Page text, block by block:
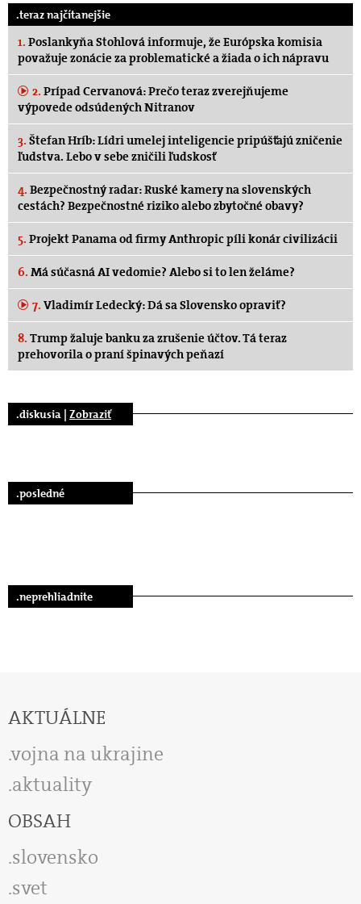
.teraz najčítanejšie
1. Poslankyňa Stohlová informuje, že Európska komisia
považuje zonácie za problematické a žiada o ich nápravu
2. Prípad Cervanová: Prečo teraz zverejňujeme
výpovede odsúdených Nitranov
3. Štefan Hríb: Lídri umelej inteligencie pripúšťajú zničenie
ľudstva. Lebo v sebe zničili ľudskosť
4. Bezpečnostný radar: Ruské kamery na slovenských
cestách? Bezpečnostné riziko alebo zbytočné obavy?
5. Projekt Panama od firmy Anthropic píli konár civilizácii
6. Má súčasná AI vedomie? Alebo si to len želáme?
7. Vladimír Ledecký: Dá sa Slovensko opraviť?
8. Trump žaluje banku za zrušenie účtov. Tá teraz
prehovorila o praní špinavých peňazí
.diskusia | Zobraziť
.posledné
.neprehliadnite
AKTUÁLNE
vojna na ukrajine
aktuality
OBSAH
slovensko
svet